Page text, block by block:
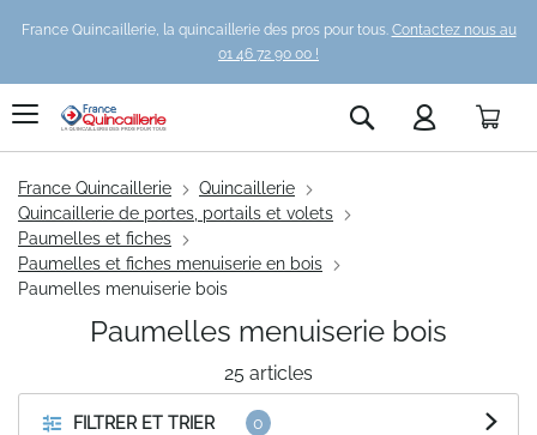
France Quincaillerie, la quincaillerie des pros pour tous. Contactez nous au
01 46 72 90 00 !
Rechercher
France Quincaillerie
Quincaillerie
Quincaillerie de portes, portails et volets
Paumelles et fiches
Paumelles et fiches menuiserie en bois
Paumelles menuiserie bois
FILTRER ET TRIER
25 articles
Paumelles menuiserie bois